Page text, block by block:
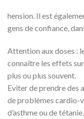
hension. Il est
gens de confiance,
Attention aux doses :
connaître les effets
plus ou plus souvent.
Eviter de prendre des
de problèmes cardio-
d’asthme ou de tétanie.